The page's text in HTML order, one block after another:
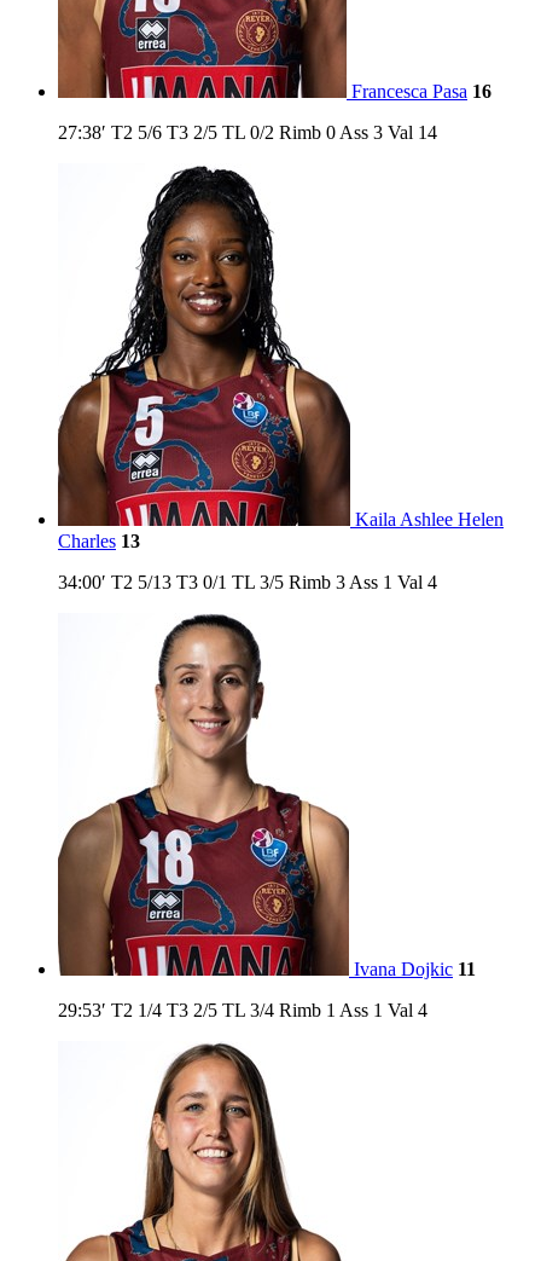
Francesca Pasa 16
27:38′ T2 5/6 T3 2/5 TL 0/2 Rimb 0 Ass 3 Val 14
Kaila Ashlee Helen
Charles 13
34:00′ T2 5/13 T3 0/1 TL 3/5 Rimb 3 Ass 1 Val 4
Ivana Dojkic 11
29:53′ T2 1/4 T3 2/5 TL 3/4 Rimb 1 Ass 1 Val 4